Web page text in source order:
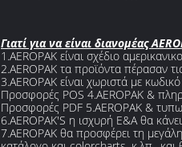
Γιατί για να είναι διανομέας
1.AEROPAK είναι σχέδιο
2.AEROPAK τα προϊόντα πέρασαν
3.AEROPAK είναι χωριστά με
Προσφορές POS 4.AEROPAK &
Προσφορές PDF 5.AEROPAK &
6.AEROPAK'S η ισχυρή Ε&Α θα
7.AEROPAK θα προσφέρει τη